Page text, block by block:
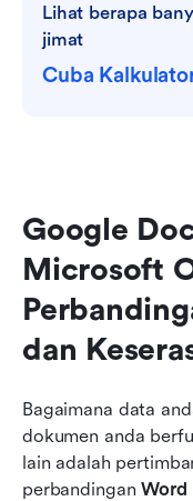
Lihat berapa
jimat
Cuba
Google
Microsoft
dan
Bagaimana data
dokumen anda
lain adalah
perbandingan Word